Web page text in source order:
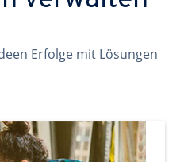
Erfolge mit Lösungen